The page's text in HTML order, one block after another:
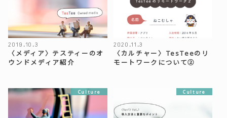
2019.10.3
〈メディア〉テスティーのオ
ウンドメディア紹介
2020.11.3
〈カルチャー〉TesTeeのリ
モートワークについて②
Culture Culture